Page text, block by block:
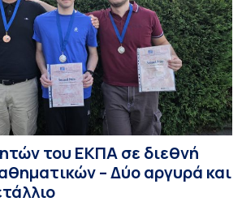
του ΕΚΠΑ σε διεθνή
– Δύο αργυρά και